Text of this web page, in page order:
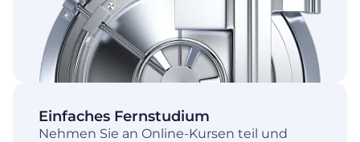
Einfaches Fernstudium
Nehmen Sie an Online-Kursen teil und